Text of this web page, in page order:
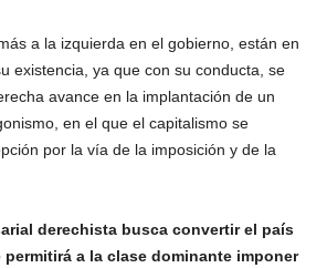
a la izquierda en el gobierno, están en
existencia, ya que con su conducta, se
avance en la implantación de un
en el que el capitalismo se
por la vía de la imposición y de la
derechista busca convertir el país
a la clase dominante imponer